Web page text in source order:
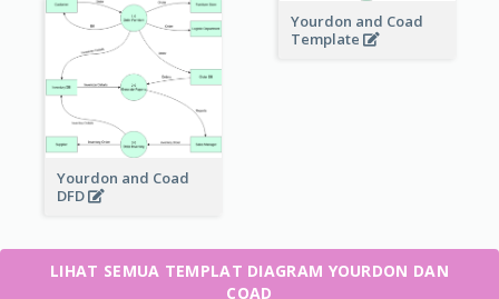
Yourdon and Coad
Template
Yourdon and Coad
DFD
LIHAT SEMUA TEMPLAT DIAGRAM YOURDON DAN
COAD